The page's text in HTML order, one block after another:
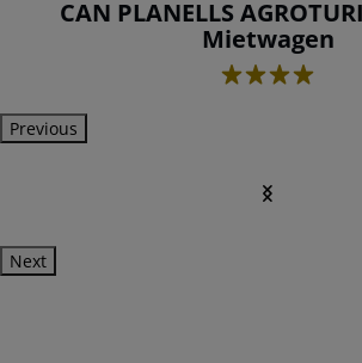
CAN PLANELLS
Mietwagen
4
Previous
Next